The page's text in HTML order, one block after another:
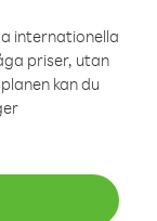
internationella
priser, utan
kan du